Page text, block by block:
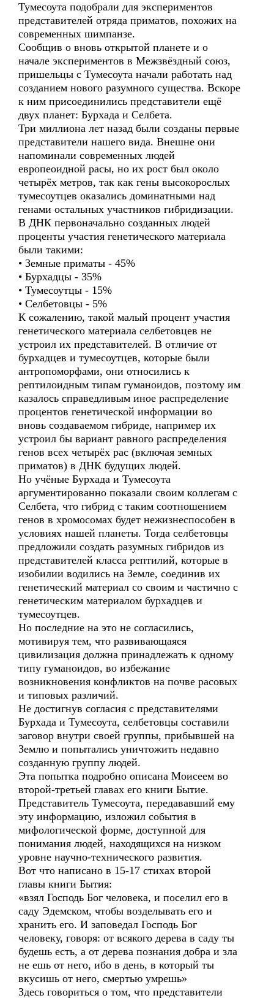
Тумесоута подобрали для экспериментов
представителей отряда приматов, похожих на
современных шимпанзе.
Сообщив о вновь открытой планете и о
начале экспериментов в Межзвёздный союз,
пришельцы с Тумесоута начали работать над
созданием нового разумного существа. Вскоре
к ним присоединились представители ещё
двух планет: Бурхада и Селбета.
Три миллиона лет назад были созданы первые
представители нашего вида. Внешне они
напоминали современных людей
европеоидной расы, но их рост был около
четырёх метров, так как гены высокорослых
тумесоутцев оказались доминатными над
генами остальных участников гибридизации.
В ДНК первоначально созданных людей
проценты участия генетического материала
были такими:
• Земные приматы - 45%
• Бурхадцы - 35%
• Тумесоутцы - 15%
• Селбетовцы - 5%
К сожалению, такой малый процент участия
генетического материала селбетовцев не
устроил их представителей. В отличие от
бурхадцев и тумесоутцев, которые были
антропоморфами, они относились к
рептилоидным типам гуманоидов, поэтому им
казалось справедливым иное распределение
процентов генетической информации во
вновь создаваемом гибриде, например их
устроил бы вариант равного распределения
генов всех четырёх рас (включая земных
приматов) в ДНК будущих людей.
Но учёные Бурхада и Тумесоута
аргументированно показали своим коллегам с
Селбета, что гибрид с таким соотношением
генов в хромосомах будет нежизнеспособен в
условиях нашей планеты. Тогда селбетовцы
предложили создать разумных гибридов из
представителей класса рептилий, которые в
изобилии водились на Земле, соединив их
генетический материал со своим и частично с
генетическим материалом бурхадцев и
тумесоутцев.
Но последние на это не согласились,
мотивируя тем, что развивающаяся
цивилизация должна принадлежать к одному
типу гуманоидов, во избежание
возникновения конфликтов на почве расовых
и типовых различий.
Не достигнув согласия с представителями
Бурхада и Тумесоута, селбетовцы составили
заговор внутри своей группы, прибывшей на
Землю и попытались уничтожить недавно
созданную группу людей.
Эта попытка подробно описана Моисеем во
второй-третьей главах его книги Бытие.
Представитель Тумесоута, передававший ему
эту информацию, изложил события в
мифологической форме, доступной для
понимания людей, находящихся на низком
уровне научно-технического развития.
Вот что написано в 15-17 стихах второй
главы книги Бытия:
«взял Господь Бог человека, и поселил его в
саду Эдемском, чтобы возделывать его и
хранить его. И заповедал Господь Бог
человеку, говоря: от всякого дерева в саду ты
будешь есть, а от дерева познания добра и зла
не ешь от него, ибо в день, в который ты
вкусишь от него, смертью умрешь»
Здесь говориться о том, что представители